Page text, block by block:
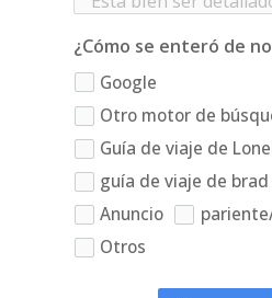
¿Cómo se enteró de
Google
Otro motor de
Guía de viaje de
guía de viaje de brad
Anuncio
Otros